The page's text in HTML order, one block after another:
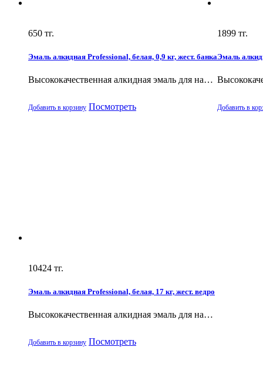
650 тг.
Эмаль алкидная Professional, белая, 0,9 кг, жест. банка
Высококачественная алкидная эмаль для на…
Добавить в корзину Посмотреть
1899 тг.
Эмаль
Добавить в
10424 тг.
Эмаль алкидная Professional, белая, 17 кг, жест. ведро
Высококачественная алкидная эмаль для на…
Добавить в корзину Посмотреть